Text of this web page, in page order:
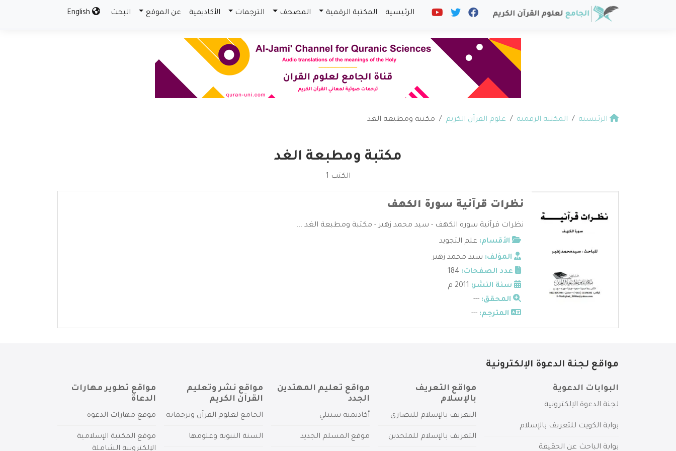
الرئيسية المكتبة الرقمية المصحف الترجمات الأكاديمية عن الموقع البحث
الرئيسية المكتبة الرقمية علوم القرآن الكريم مكتبة ومطبعة الغد
مكتبة ومطبعة الغد
الكتب 1
نظرات قرآنية سورة الكهف
نظرات قرآنية سورة الكهف - سيد محمد زهير - مكتبة ومطبعة الغد ...
الأقسام: علم التجويد
المؤلف: سيد محمد زهير
عدد الصفحات:
سنة النشر:
المحقق: ---
المترجم: ---
مواقع لجنة الدعوة الإلكترونية
البوابات الدعوية
لجنة الدعوة الإلكترونية
بوابة الكويت للتعريف بالإسلام
بوابة الباحث عن الحقيقة
مواقع التعريف
بالإسلام
التعريف بالإسلام للنصارى
التعريف بالإسلام للملحدين
مواقع تعليم المهتدين
الجدد
أكاديمية سبيلي
موقع المسلم الجديد
مواقع نشر وتعليم
القرآن الكريم
الجامع لعلوم القرآن وترجماته
السنة النبوية وعلومها
مواقع تطوير مهارات
الدعاة
موقع مهارات الدعوة
موقع المكتبة الإسلامية
الإلكترونية الشاملة